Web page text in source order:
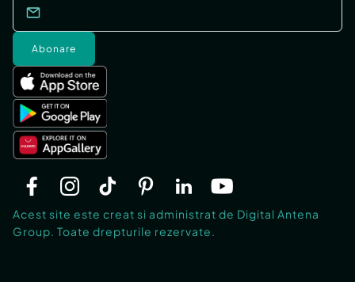
Abonare
Acest site este creat si administrat de Digital Antena
Group. Toate drepturile rezervate.